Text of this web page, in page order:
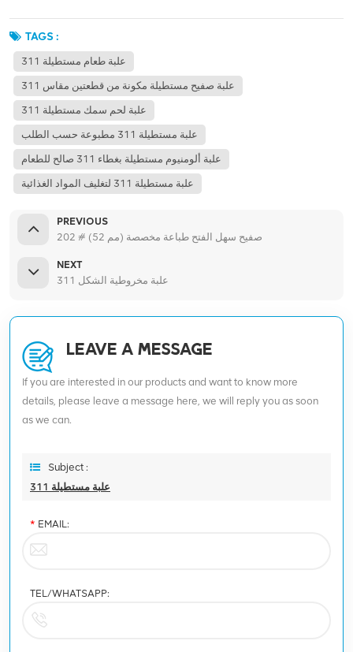
TAGS :
311 علبة طعام مستطيلة
علبة صفيح مستطيلة مكونة من قطعتين مقاس 311
311 علبة لحم سمك مستطيلة
علبة مستطيلة 311 مطبوعة حسب الطلب
علبة ألومنيوم مستطيلة بغطاء 311 صالح للطعام
علبة مستطيلة 311 لتغليف المواد الغذائية
PREVIOUS
202 # (52 مم) صفيح سهل الفتح طباعة مخصصة
NEXT
علبة مخروطية الشكل 311
LEAVE A MESSAGE
If you are interested in our products and want to know more
details, please leave a message here, we will reply you as soon
as we can.
Subject :
علبة مستطيلة 311
* EMAIL:
TEL/WHATSAPP: